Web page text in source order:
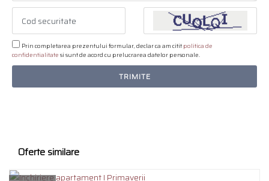
Prin completarea prezentului formular, declar ca am citit politica de
confidentialitate si sunt de acord cu prelucrarea datelor personale.
TRIMITE
Oferte similare